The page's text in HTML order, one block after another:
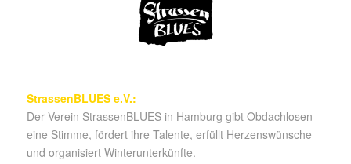
StrassenBLUES e.V.:
Der Verein StrassenBLUES in Hamburg gibt Obdachlosen
eine Stimme, fördert ihre Talente, erfüllt Herzenswünsche
und organisiert Winterunterkünfte.